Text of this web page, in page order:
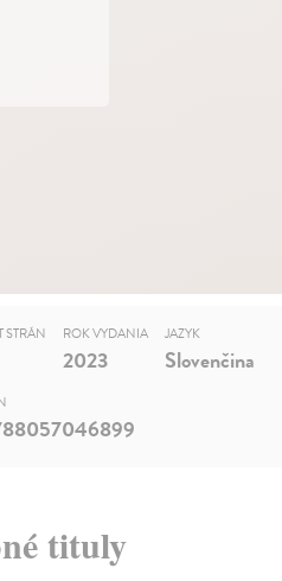
STRÁN ROK VYDANIA
2023
JAZYK
Slovenčina
tituly